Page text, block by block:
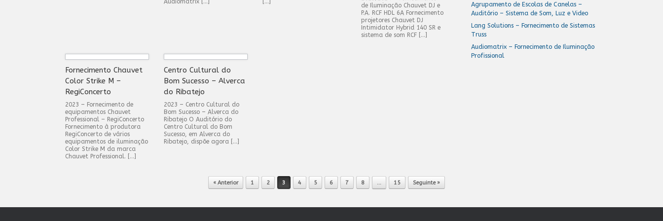
de Iluminação Chauvet DJ e
P.A. RCF HDL 6A Fornecimento
projetores Chauvet DJ
Intimidator Hybrid 140 SR e
sistema de som RCF […]
Fornecimento Chauvet
Color Strike M –
RegiConcerto
2023 – Fornecimento de
equipamentos Chauvet
Professional – RegiConcerto
Fornecimento à produtora
RegiConcerto de vários
equipamentos de iluminação
Color Strike M da marca
Chauvet Professional. […]
Centro Cultural do
Bom Sucesso – Alverca
do Ribatejo
2023 – Centro Cultural do
Bom Sucesso – Alverca do
Ribatejo O Auditório do
Centro Cultural do Bom
Sucesso, em Alverca do
Ribatejo, dispõe agora […]
« Anterior 1 2 3 4 5 6 7 8 … 15 Seguinte »
Agrupamento de Escolas de Canelas –
Auditório – Sistema de Som, Luz e Video
Lang Solutions – Fornecimento de Sistemas
Truss
Audiomatrix – Fornecimento de Iluminação
Profissional